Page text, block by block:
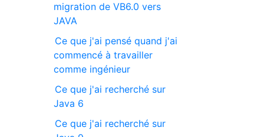
migration de VB6.0 vers
JAVA
Ce que j'ai pensé quand j'ai
commencé à travailler
comme ingénieur
Ce que j'ai recherché sur
Java 6
Ce que j'ai recherché sur